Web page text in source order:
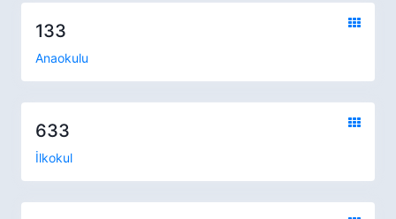
133
Anaokulu
633
İlkokul